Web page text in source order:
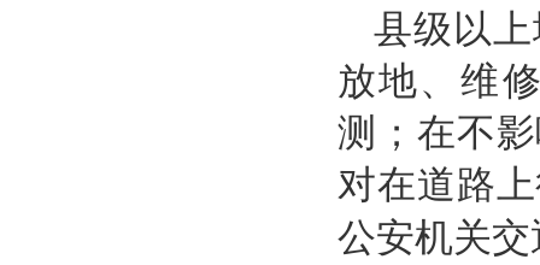
县级以
放地、维
测；在不
对在道路
公安机关